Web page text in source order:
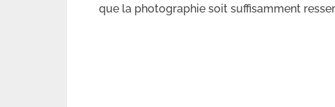
que la photographie soit suffisamment